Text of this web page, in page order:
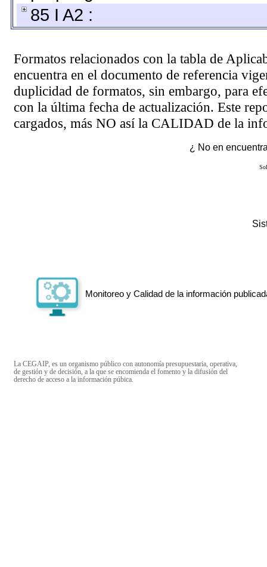
85 I A2 :
Formatos relacionados con la tabla de
encuentra en el documento de referencia
duplicidad de formatos, sin embargo, para
con la última fecha de actualización. Este
cargados, más NO así la CALIDAD de la
¿ No en
Monitoreo y Calidad de la información
La CEGAIP, es un organismo público con autonomía presupuestaria, operativa,
de gestión y de decisión, a la que se encomienda el fomento y la difusión del
derecho de acceso a la información púbica.